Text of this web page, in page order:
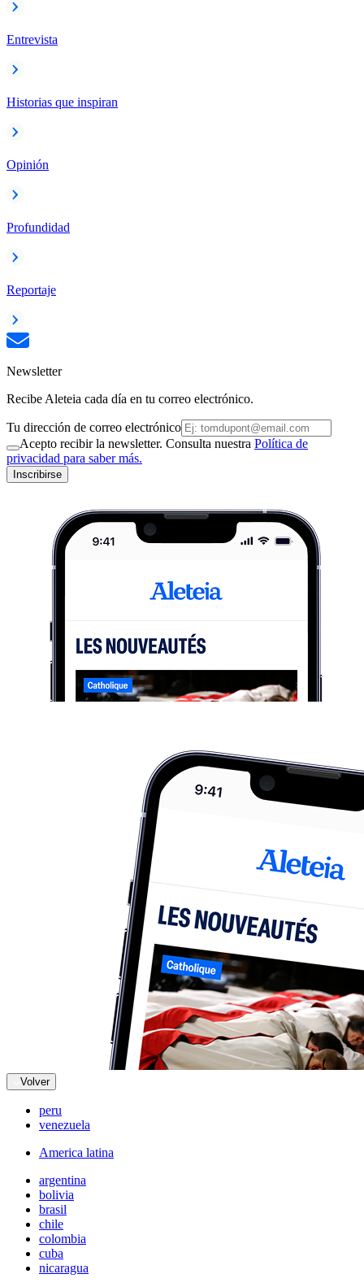
Entrevista
Historias que inspiran
Opinión
Profundidad
Reportaje
Newsletter
Recibe Aleteia cada día en tu correo electrónico.
Tu dirección de correo electrónico
Acepto recibir la newsletter. Consulta nuestra Política de
privacidad para saber más.
Inscribirse
Volver
peru
venezuela
America latina
argentina
bolivia
brasil
chile
colombia
cuba
nicaragua